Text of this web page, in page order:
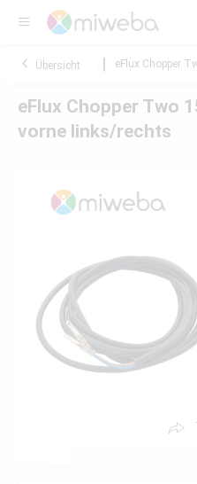
Übersicht eFlux Chopper
eFlux Chopper Two
vorne links/rechts